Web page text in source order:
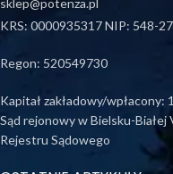
KRS: 0000935317 NIP: 548-
Regon: 520549730
Kapitał zakładowy/wpłacony:
Sąd rejonowy w Bielsku-
Rejestru Sądowego